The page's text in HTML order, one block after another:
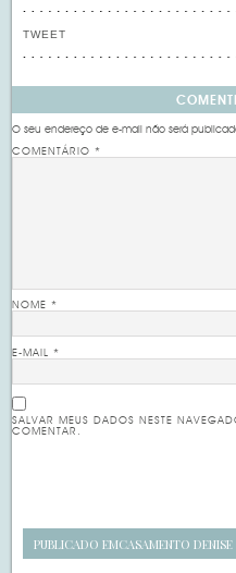
TWEET
O seu endereço de e-mail não será
COMENTÁRIO*
NOME*
E-MAIL*
SALVAR MEUS DADOS NESTE
COMENTAR.
PUBLICADO EMCASAMENTO